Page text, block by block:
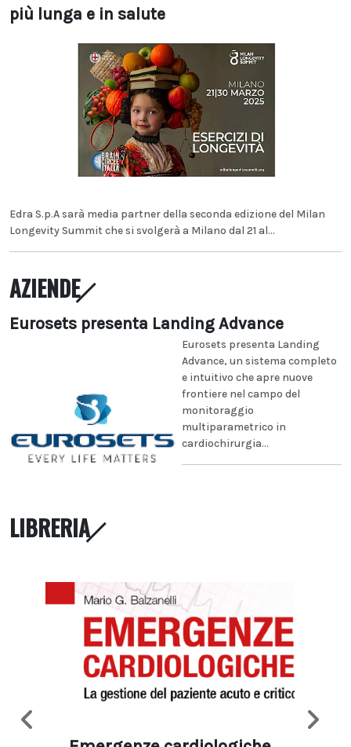
più lunga e in salute
Edra S.p.A sarà media partner della seconda edizione del Milan
Longevity Summit che si svolgerà a Milano dal 21 al...
AZIENDE
Eurosets presenta Landing Advance
Eurosets presenta Landing
Advance, un sistema completo
e intuitivo che apre nuove
frontiere nel campo del
monitoraggio
multiparametrico in
cardiochirurgia...
LIBRERIA